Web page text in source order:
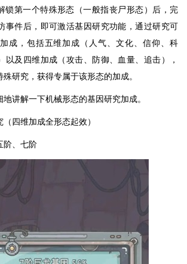
锁第一个特殊形态（一般指丧尸形态）后，完
事件后，即可激活基因研究功能，通过研究可
成，包括五维加成（人气、文化、信仰、科
以及四维加成（攻击、防御、血量、追击），
研究，获得专属于该形态的加成。
讲解一下机械形态的基因研究加成。
（四维加成全形态起效）
阶、七阶